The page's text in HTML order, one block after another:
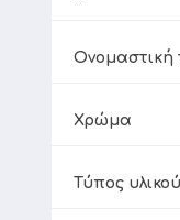
Ονομαστική
Χρώμα
Τύπος υλικού